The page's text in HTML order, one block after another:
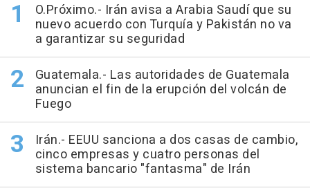
O.Próximo.- Irán avisa a Arabia Saudí que su
nuevo acuerdo con Turquía y Pakistán no va
a garantizar su seguridad
Guatemala.- Las autoridades de Guatemala
anuncian el fin de la erupción del volcán de
Fuego
Irán.- EEUU sanciona a dos casas de cambio,
cinco empresas y cuatro personas del
sistema bancario "fantasma" de Irán